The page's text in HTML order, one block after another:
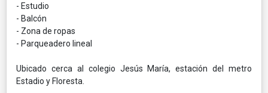
- Estudio
- Balcón
- Zona de ropas
- Parqueadero lineal
Ubicado cerca al colegio Jesús María, estación del metro
Estadio y Floresta.